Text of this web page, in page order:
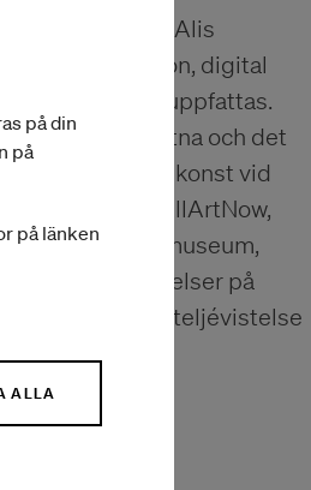
sedan 2016. Alis
installation, digital
och uppfattas.
det medvetna och det
för fri konst vid
bland annat AllArtNow,
Pori konstmuseum,
haft ateljévistelser på
närvarande en ateljévistelse
på din
på
på länken
ALLA